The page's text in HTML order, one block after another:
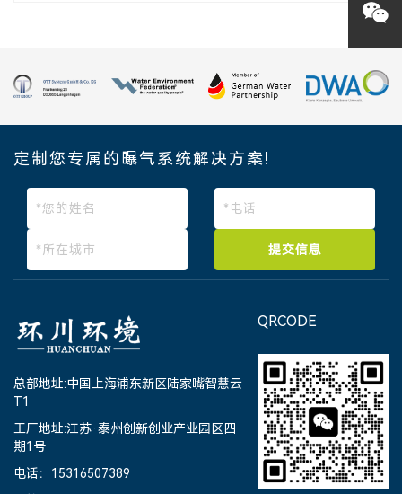
定制您专属的曝气系统解决方案!
提交信息
总部地址:中国上海浦东新区陆家嘴智慧云
T1
工厂地址:江苏·泰州创新创业产业园区四
期1号
电话：15316507389
QRCODE